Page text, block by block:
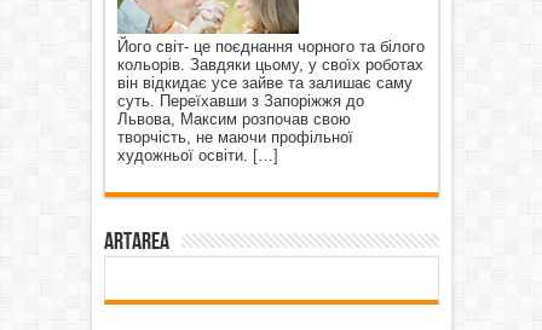
Його світ- це поєднання чорного та білого
кольорів. Завдяки цьому, у своїх роботах
він відкидає усе зайве та залишає саму
суть. Переїхавши з Запоріжжя до
Львова, Максим розпочав свою
творчість, не маючи профільної
художньої освіти. […]
ArtArea